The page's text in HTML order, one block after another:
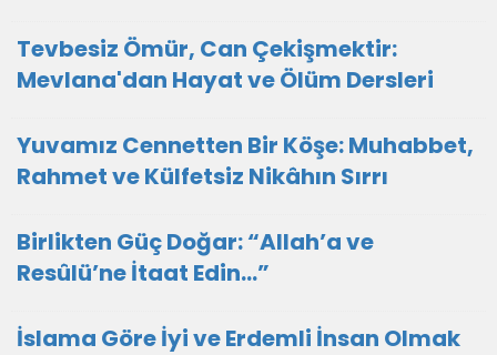
Tevbesiz Ömür, Can Çekişmektir:
Mevlana'dan Hayat ve Ölüm Dersleri
Yuvamız Cennetten Bir Köşe: Muhabbet,
Rahmet ve Külfetsiz Nikâhın Sırrı
Birlikten Güç Doğar: “Allah’a ve
Resûlü’ne İtaat Edin…”
İslama Göre İyi ve Erdemli İnsan Olmak